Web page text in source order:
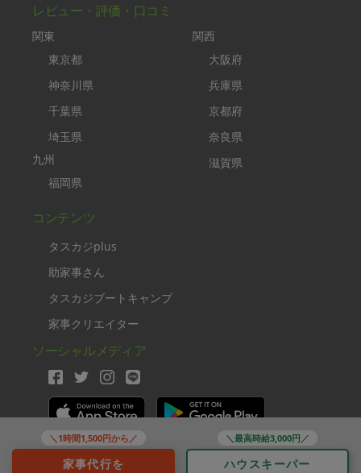
＼1時間1,500円から／
家事代行を
＼最高時給3,000円／
ハウスキーパー
レビュー・評価・口コミ
関東
東京都
神奈川県
千葉県
埼玉県
九州
福岡県
関西
大阪府
兵庫県
京都府
奈良県
滋賀県
コンテンツ
タスカジplus
助家事さん
タスカジブートキャンプ
家事クリエイター
ソーシャルメディア